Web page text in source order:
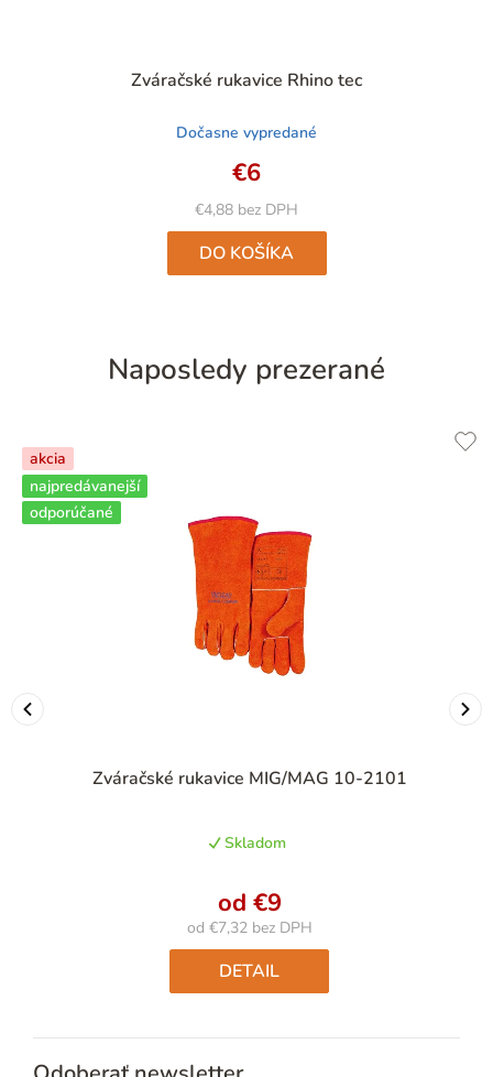
Zváračské rukavice Rhino tec
hodnotenie
je
4,8
z
5
hviezdičiek.
Dočasne vypredané
€4,88 bez DPH
€6
DO KOŠÍKA
Naposledy prezerané
akcia
najpredávanejší
odporúčané
Zváračské rukavice MIG/MAG 10-2101
Skladom
od €9
od €7,32bez DPH
Jednotková
cena:
DETAIL